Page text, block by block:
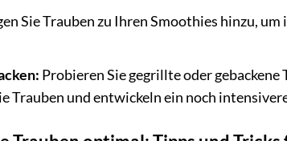
Sie Trauben zu Ihren Smoothies hinzu,
Probieren Sie gegrillte oder gebackene
Trauben und entwickeln ein noch